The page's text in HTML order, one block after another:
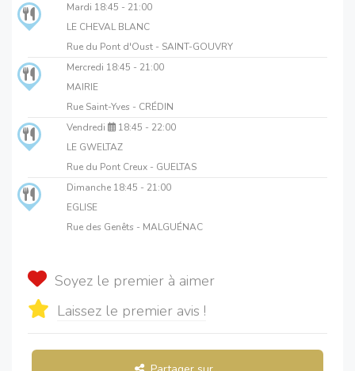
Mardi 18:45 - 21:00
LE CHEVAL BLANC
Rue du Pont d'Oust - SAINT-GOUVRY
Mercredi 18:45 - 21:00
MAIRIE
Rue Saint-Yves - CRÉDIN
Vendredi
18:45 - 22:00
LE GWELTAZ
Rue du Pont Creux - GUELTAS
Dimanche 18:45 - 21:00
EGLISE
Rue des Genêts - MALGUÉNAC
Soyez le premier à aimer
Laissez le premier avis !